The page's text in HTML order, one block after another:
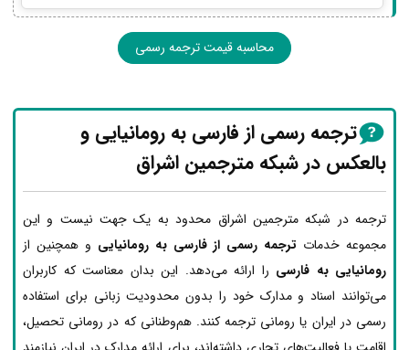
محاسبه قیمت ترجمه رسمی
ترجمه رسمی از فارسی به رومانیایی و
بالعکس در شبکه مترجمین اشراق
ترجمه در شبکه مترجمین اشراق محدود به یک جهت نیست و این
مجموعه خدمات ترجمه رسمی از فارسی به رومانیایی و همچنین از
رومانیایی به فارسی را ارائه می‌دهد. این بدان معناست که کاربران
می‌توانند اسناد و مدارک خود را بدون محدودیت زبانی برای استفاده
رسمی در ایران یا رومانی ترجمه کنند. هم‌وطنانی که در رومانی تحصیل،